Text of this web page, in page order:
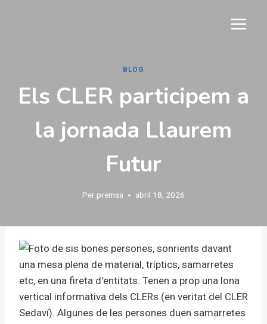
BLOG
Els CLER participem a
la jornada Llaurem
Futur
Per premsa abril 18, 2026